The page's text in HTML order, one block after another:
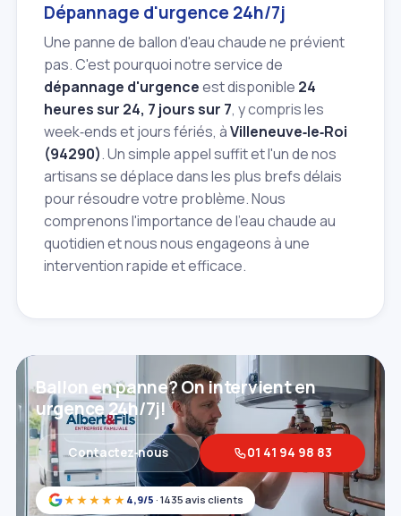
Dépannage d'urgence 24h/7j
Une panne de ballon d'eau chaude ne prévient
pas. C'est pourquoi notre service de
dépannage d'urgenceest disponible 24
heures sur 24, 7 jours sur 7, y compris les
week‑ends et jours fériés, àVilleneuve‑le‑Roi
(94290). Un simple appel suffit et l'un de nos
artisans se déplace dans les plus brefs délais
pour résoudre votre problème. Nous
comprenons l'importance de l'eau chaude au
quotidien et nous nous engageons à une
intervention rapide et efficace.
★★★★★ 4,9/5 · 1435 avis clients
Ballon en panne? On intervient en
urgence 24h/7j!
Contactez‑nous 01 41 94 98 83